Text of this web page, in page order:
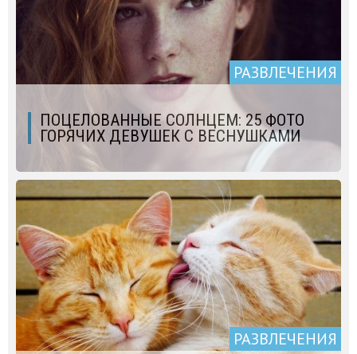
РАЗВЛЕЧЕНИЯ
ПОЦЕЛОВАННЫЕ СОЛНЦЕМ: 25 ФОТО
ГОРЯЧИХ ДЕВУШЕК С ВЕСНУШКАМИ
РАЗВЛЕЧЕНИЯ